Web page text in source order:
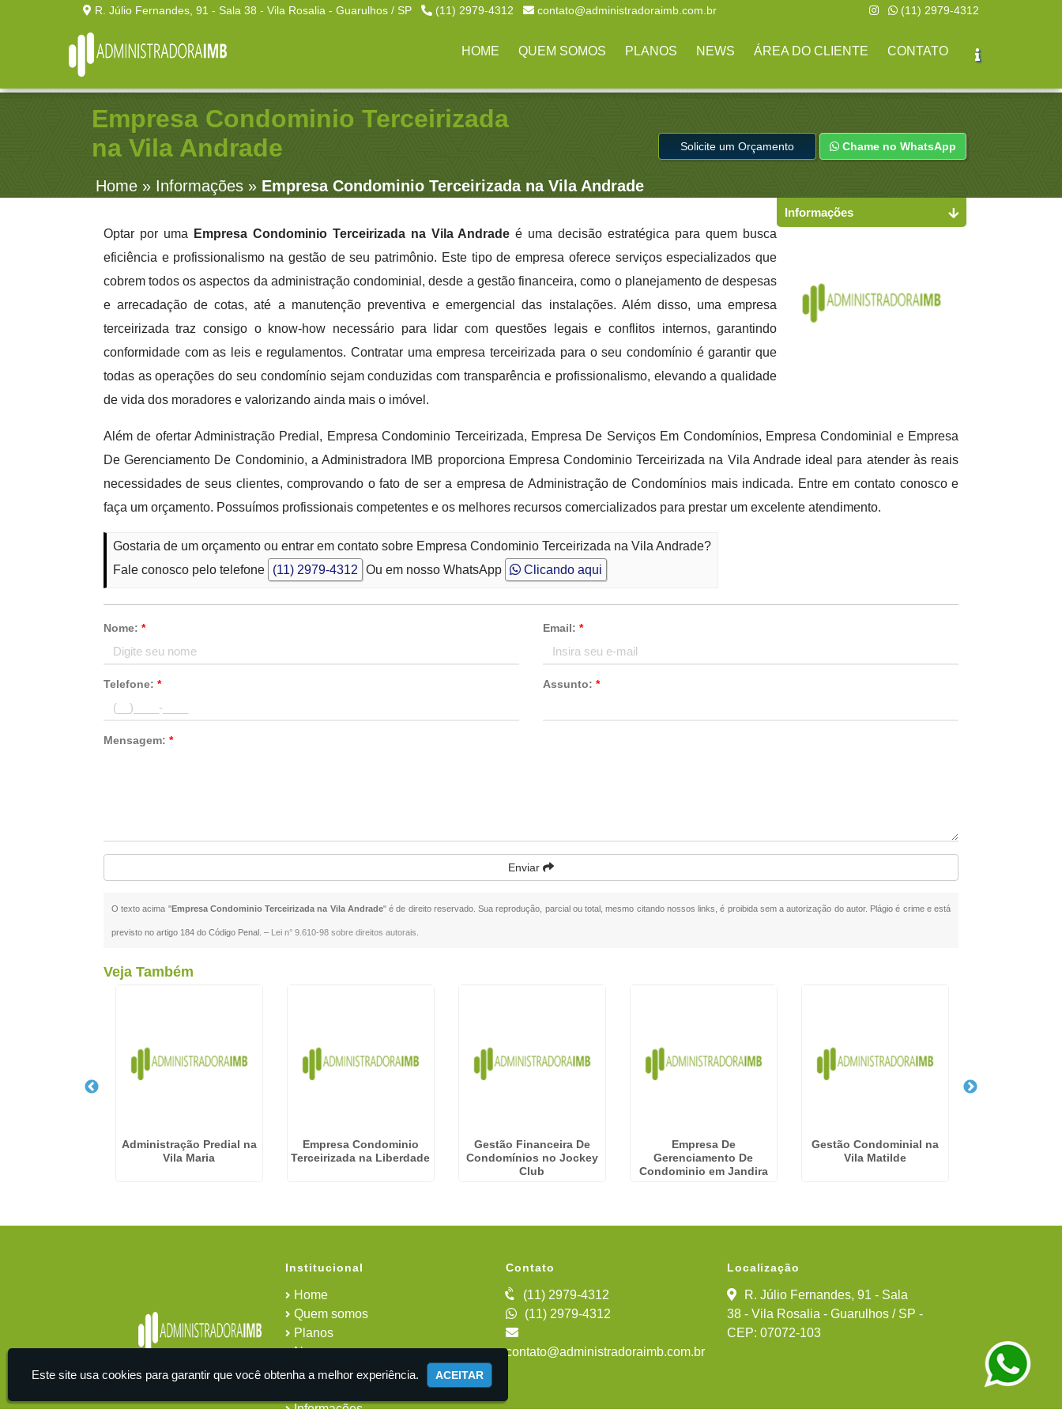
R. Júlio Fernandes, 91 - Sala 38 - Vila Rosalia - Guarulhos / SP (11) 2979-4312 contato@administradoraimb.com.br (11) 2979-4312
HOME QUEM SOMOS PLANOS NEWS ÁREA DO CLIENTE CONTATO
Empresa Condominio Terceirizada
na Vila Andrade
Home» Informações » Empresa Condominio Terceirizada na Vila Andrade
Solicite um Orçamento Chame no WhatsApp
Optar por uma Empresa Condominio Terceirizada na Vila Andrade é uma decisão estratégica para quem busca
eficiência e profissionalismo na gestão de seu patrimônio. Este tipo de empresa oferece serviços especializados que
cobrem todos os aspectos da administração condominial, desde a gestão financeira, como o planejamento de despesas
e arrecadação de cotas, até a manutenção preventiva e emergencial das instalações. Além disso, uma empresa
terceirizada traz consigo o know-how necessário para lidar com questões legais e conflitos internos, garantindo
conformidade com as leis e regulamentos. Contratar uma empresa terceirizada para o seu condomínio é garantir que
todas as operações do seu condomínio sejam conduzidas com transparência e profissionalismo, elevando a qualidade
de vida dos moradores e valorizando ainda mais o imóvel.
Além de ofertar Administração Predial, Empresa Condominio Terceirizada, Empresa De Serviços Em Condomínios, Empresa Condominial e Empresa
De Gerenciamento De Condominio, a Administradora IMB proporciona Empresa Condominio Terceirizada na Vila Andrade ideal para atender às reais
necessidades de seus clientes, comprovando o fato de ser a empresa de Administração de Condomínios mais indicada. Entre em contato conosco e
faça um orçamento. Possuímos profissionais competentes e os melhores recursos comercializados para prestar um excelente atendimento.
Gostaria de um orçamento ou entrar em contato sobre Empresa Condominio Terceirizada na Vila Andrade?
Fale conosco pelo telefone
(11) 2979-4312 Ou em nosso WhatsApp Clicando aqui
Nome: * Email: *
Telefone: * Assunto: *
Mensagem: *
Enviar
O texto acima "Empresa Condominio Terceirizada na Vila Andrade" é de direito reservado. Sua reprodução, parcial ou total, mesmo citando nossos links, é proibida sem a autorização do autor. Plágio é crime e está
previsto no artigo 184 do Código Penal. – Lei n° 9.610-98 sobre direitos autorais
Informações
Veja Também
Administração Predial na
Vila Maria
Empresa Condominio
Terceirizada na Liberdade
Gestão Financeira De
Condomínios no Jockey
Club
Empresa De
Gerenciamento De
Condominio em Jandira
Gestão Condominial na
Vila Matilde
Institucional
Home
Quem somos
Planos
News
Área do cliente
Informações
Contato
(11) 2979-4312
(11) 2979-4312
contato@administradoraimb.com.br
Localização
R. Júlio Fernandes, 91 - Sala
38 - Vila Rosalia - Guarulhos / SP -
CEP: 07072-103
Este site usa cookies para garantir que você obtenha a melhor experiência. ACEITAR